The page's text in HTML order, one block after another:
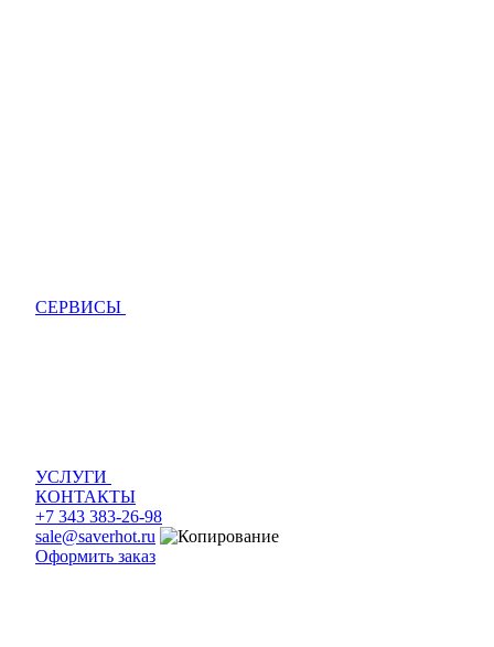
СЕРВИСЫ
УСЛУГИ
КОНТАКТЫ
+7 343 383-26-98
sale@saverhot.ru
Оформить заказ